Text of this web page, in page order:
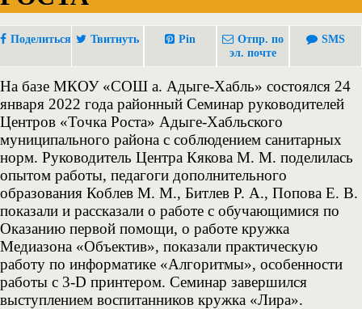
Поделиться Твитнуть Pin
Отпр. по
эл. почте
SMS
На базе МКОУ «СОШ а. Адыге-Хабль» состоялся 24
января 2022 года районный Семинар руководителей
Центров «Точка Роста» Адыге-Хабльского
муниципального района с соблюдением санитарных
норм. Руководитель Центра Кякова М. М. поделилась
опытом работы, педагоги дополнительного
образования Коблев М. М., Битлев Р. А., Попова Е. В.
показали и рассказали о работе с обучающимися по
Оказанию первой помощи, о работе кружка
Медиазона «Объектив», показали практическую
работу по информатике «Алгоритмы», особенности
работы с 3-D принтером. Семинар завершился
выступлением воспитанников кружка «Лира».